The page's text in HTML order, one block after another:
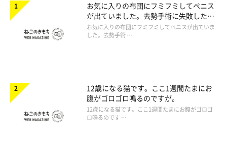
お気に入りの布団にフミフミしてペニス
が出ていました。去勢手術に失敗したの
でしょうか。
お気に入りの布団にフミフミしてペニスが出ていま
した。去勢手術 …
12歳になる猫です。ここ1週間たまにお
腹がゴロゴロ鳴るのですが。
12歳になる猫です。ここ1週間たまにお腹がゴロゴ
ロ鳴るのです …